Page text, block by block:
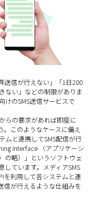
送信が行えない」「1日200
ない」などの制限がありま
けのSMS送信サービスで
らの要求があれば即座に
。このようなケースに備え
ムと連携してSMS配信が行
Interface 〈アプリケーシ
の略）」というソフトウェ
しています。メディアSMS
を利用して各システムと連
信が行えるような仕組みを